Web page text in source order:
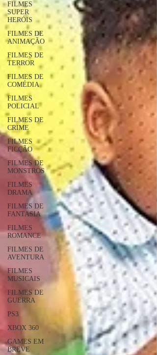
FILMES
SUPER
HERÓIS
FILMES DE
ANIMAÇÃO
FILMES DE
TERROR
FILMES DE
COMÉDIA
FILMES
POLICIAL
FILMES DE
CRIME
FILMES
FICÇÃO
FILMES DE
MONSTROS
FILMES
DRAMA
FILMES DE
FANTASIA
FILMES
ROMANCE
FILMES DE
AVENTURA
FILMES
MUSICAIS
FILMES DE
GUERRA
PS3
XBOX 360
GAMES EM
BREVE